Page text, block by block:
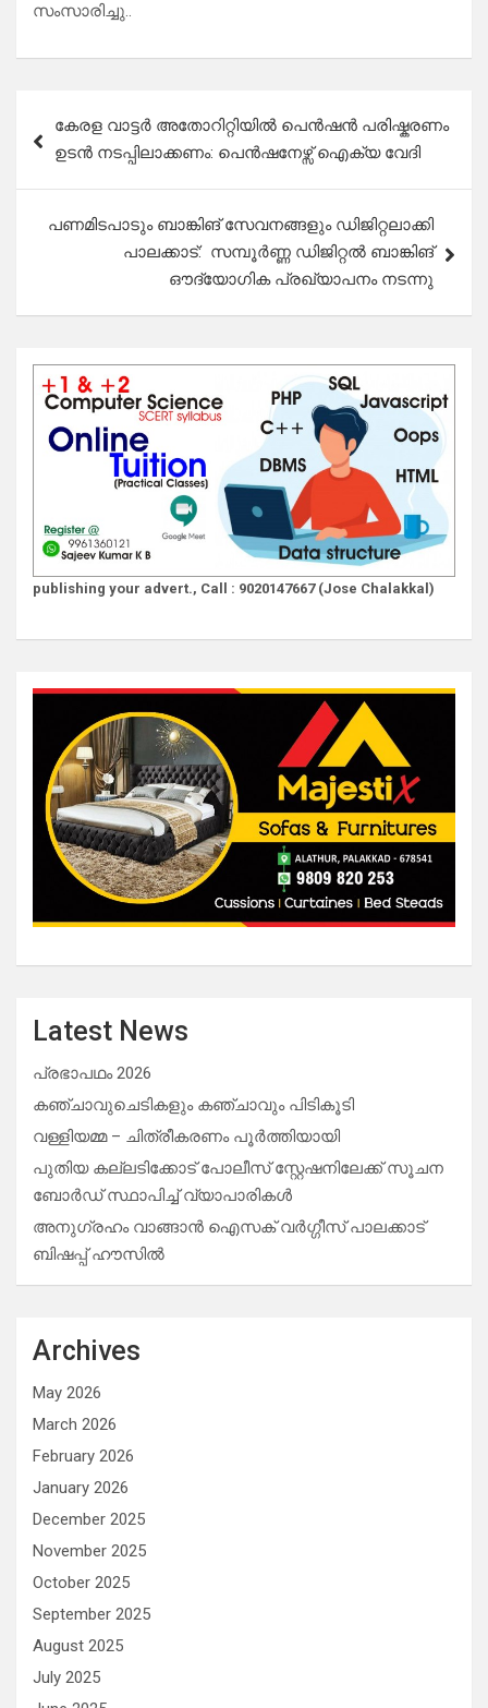
സംസാരിച്ചു..
navigation
കേരള വാട്ടർ അതോറിറ്റിയിൽ പെൻഷൻ പരിഷ്കരണം
ഉടൻ നടപ്പിലാക്കണം: പെൻഷനേഴ്സ് ഐക്യ വേദി
പണമിടപാടും ബാങ്കിങ് സേവനങ്ങളും ഡിജിറ്റലാക്കി
പാലക്കാട്: സമ്പൂര്‍ണ്ണ ഡിജിറ്റല്‍ ബാങ്കിങ്
ഔദ്യോഗിക പ്രഖ്യാപനം നടന്നു
publishing your advert., Call : 9020147667 (Jose Chalakkal)
Latest News
പ്രഭാപഥം 2026
കഞ്ചാവുചെടികളും കഞ്ചാവും പിടികൂടി
വള്ളിയമ്മ – ചിത്രീകരണം പൂർത്തിയായി
പുതിയ കല്ലടിക്കോട് പോലീസ് സ്റ്റേഷനിലേക്ക് സൂചന
ബോർഡ് സ്ഥാപിച്ച് വ്യാപാരികൾ
അനുഗ്രഹം വാങ്ങാൻ ഐസക് വര്‍ഗ്ഗീസ് പാലക്കാട്
ബിഷപ്പ് ഹൗസില്‍
Archives
May 2026
March 2026
February 2026
January 2026
December 2025
November 2025
October 2025
September 2025
August 2025
July 2025